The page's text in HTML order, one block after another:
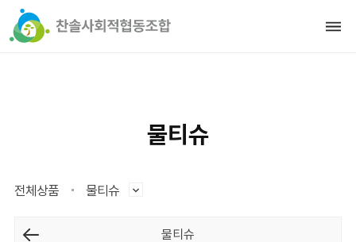
물티슈
전체상품 물티슈
물티슈